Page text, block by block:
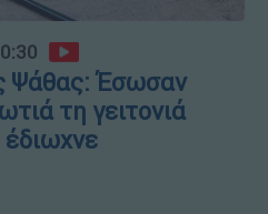
Ψάθας: Έσωσαν
τη γειτονιά